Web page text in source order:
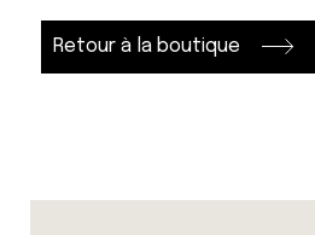
Retour à la boutique